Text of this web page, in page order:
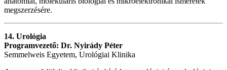
megszerzésére.
14. Urológia
Programvezető: Dr. Nyirády Péter
Semmelweis Egyetem, Urológiai Klinika